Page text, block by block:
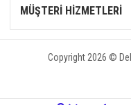
MÜŞTERİ HİZMETLERİ
Copyright 2026 ©